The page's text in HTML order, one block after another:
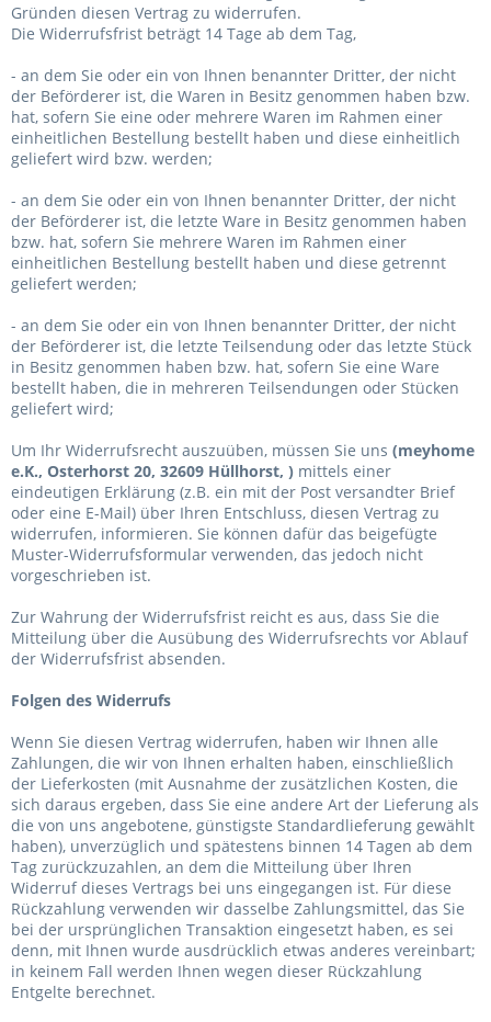
Gründen diesen Vertrag zu widerrufen.
Die Widerrufsfrist beträgt 14 Tage ab dem Tag,
- an dem Sie oder ein von Ihnen benannter Dritter, der nicht
der Beförderer ist, die Waren in Besitz genommen haben bzw.
hat, sofern Sie eine oder mehrere Waren im Rahmen einer
einheitlichen Bestellung bestellt haben und diese einheitlich
geliefert wird bzw. werden;
- an dem Sie oder ein von Ihnen benannter Dritter, der nicht
der Beförderer ist, die letzte Ware in Besitz genommen haben
bzw. hat, sofern Sie mehrere Waren im Rahmen einer
einheitlichen Bestellung bestellt haben und diese getrennt
geliefert werden;
- an dem Sie oder ein von Ihnen benannter Dritter, der nicht
der Beförderer ist, die letzte Teilsendung oder das letzte Stück
in Besitz genommen haben bzw. hat, sofern Sie eine Ware
bestellt haben, die in mehreren Teilsendungen oder Stücken
geliefert wird;
Um Ihr Widerrufsrecht auszuüben, müssen Sie uns (meyhome
e.K., Osterhorst 20, 32609 Hüllhorst, ) mittels einer
eindeutigen Erklärung (z.B. ein mit der Post versandter Brief
oder eine E-Mail) über Ihren Entschluss, diesen Vertrag zu
widerrufen, informieren. Sie können dafür das beigefügte
Muster-Widerrufsformular verwenden, das jedoch nicht
vorgeschrieben ist.
Zur Wahrung der Widerrufsfrist reicht es aus, dass Sie die
Mitteilung über die Ausübung des Widerrufsrechts vor Ablauf
der Widerrufsfrist absenden.
Folgen des Widerrufs
Wenn Sie diesen Vertrag widerrufen, haben wir Ihnen alle
Zahlungen, die wir von Ihnen erhalten haben, einschließlich
der Lieferkosten (mit Ausnahme der zusätzlichen Kosten, die
sich daraus ergeben, dass Sie eine andere Art der Lieferung als
die von uns angebotene, günstigste Standardlieferung gewählt
haben), unverzüglich und spätestens binnen 14 Tagen ab dem
Tag zurückzuzahlen, an dem die Mitteilung über Ihren
Widerruf dieses Vertrags bei uns eingegangen ist. Für diese
Rückzahlung verwenden wir dasselbe Zahlungsmittel, das Sie
bei der ursprünglichen Transaktion eingesetzt haben, es sei
denn, mit Ihnen wurde ausdrücklich etwas anderes vereinbart;
in keinem Fall werden Ihnen wegen dieser Rückzahlung
Entgelte berechnet.